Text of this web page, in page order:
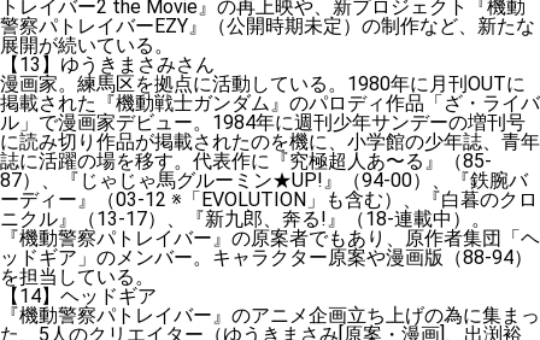
トレイバー2 the Movie』の再上映や、新プロジェクト『機動
警察パトレイバーEZY』（公開時期未定）の制作など、新たな
展開が続いている。
【13】ゆうきまさみさん
漫画家。練馬区を拠点に活動している。1980年に月刊OUTに
掲載された『機動戦士ガンダム』のパロディ作品「ざ・ライバ
ル」で漫画家デビュー。1984年に週刊少年サンデーの増刊号
に読み切り作品が掲載されたのを機に、小学館の少年誌、青年
誌に活躍の場を移す。代表作に『究極超人あ〜る』（85-
87）、『じゃじゃ馬グルーミン★UP!』（94-00）、『鉄腕バ
ーディー』（03-12 ※「EVOLUTION」も含む）、『白暮のクロ
ニクル』（13-17）、『新九郎、奔る!』（18-連載中）。
『機動警察パトレイバー』の原案者でもあり、原作者集団「ヘ
ッドギア」のメンバー。キャラクター原案や漫画版（88-94）
を担当している。
【14】ヘッドギア
『機動警察パトレイバー』のアニメ企画立ち上げの為に集まっ
た、5人のクリエイター（ゆうきまさみ[原案・漫画]、出渕裕